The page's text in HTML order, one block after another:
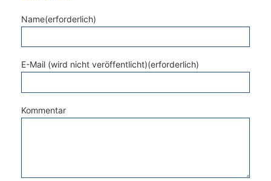
Name(erforderlich)
E-Mail (wird nicht veröffentlicht)(erforderlich)
Kommentar